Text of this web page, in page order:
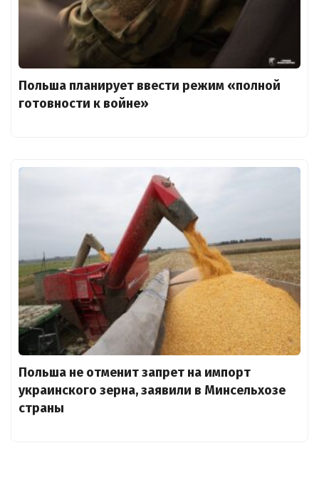
Польша планирует ввести режим «полной
готовности к войне»
Польша не отменит запрет на импорт
украинского зерна, заявили в Минсельхозе
страны